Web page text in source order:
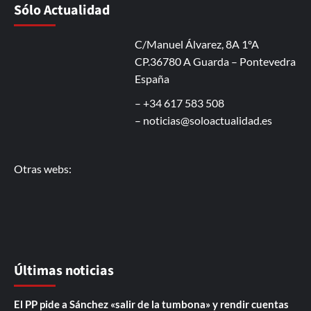
Sólo Actualidad
C/Manuel Álvarez, 8A 1ºA
CP.36780 A Guarda – Pontevedra
España
– +34 617 583 508
– noticias@soloactualidad.es
Otras webs:
Últimas noticias
El PP pide a Sánchez «salir de la tumbona» y rendir cuentas